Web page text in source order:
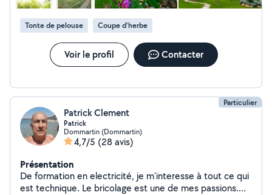
Tonte de pelouse Coupe d'herbe
Voir le profil Contacter
Particulier
Patrick Clement
Patrick
Dommartin (Dommartin)
4,7/5 (28 avis)
Présentation
De formation en electricité, je m'interesse à tout ce qui
est technique. Le bricolage est une de mes passions.